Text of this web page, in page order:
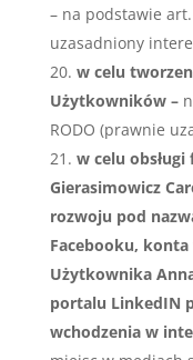
– na podstawie
uzasadniony
w celu
Użytkowników –
RODO (prawnie
w celu
Gierasimowicz
rozwoju pod
Facebooku,
Użytkownika
portalu LinkedIN
wchodzenia w